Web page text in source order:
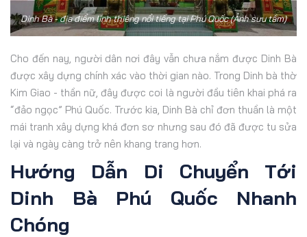
Dinh Bà - địa điểm linh thiêng nổi tiếng tại Phú Quốc (Ảnh sưu tầm)
Cho đến nay, người dân nơi đây vẫn chưa nắm được Dinh Bà
được xây dựng chính xác vào thời gian nào. Trong Dinh bà thờ
Kim Giao - thần nữ, đây được coi là người đầu tiên khai phá ra
“đảo ngọc” Phú Quốc. Trước kia, Dinh Bà chỉ đơn thuần là một
mái tranh xây dựng khá đơn sơ nhưng sau đó đã được tu sửa
lại và ngày càng trở nên khang trang hơn.
Hướng Dẫn Di Chuyển Tới
Dinh Bà Phú Quốc Nhanh
Chóng